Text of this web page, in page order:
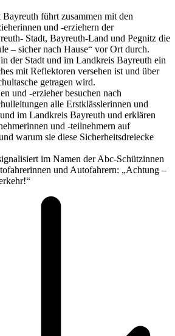
führt zusammen mit den
und -erziehern der
Stadt, Bayreuth-Land und Pegnitz die
– sicher nach Hause“ vor Ort durch.
der Stadt und im Landkreis Bayreuth ein
mit Reflektoren versehen ist und über
getragen wird.
und -erzieher besuchen nach
alle Erstklässlerinnen und
im Landkreis Bayreuth und erklären
und -teilnehmern auf
warum sie diese Sicherheitsdreiecke
im Namen der Abc-Schützinnen
und Autofahrern: „Achtung –